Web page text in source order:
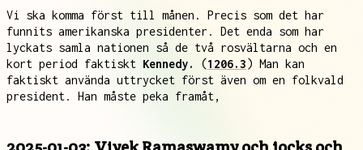
Vi ska komma först till månen. Precis som det har
funnits amerikanska presidenter. Det enda som har
lyckats samla nationen så de två rosvältarna och en
kort period faktiskt Kennedy. (1206.3) Man kan
faktiskt använda uttrycket först även om en folkvald
president. Han måste peka framåt,